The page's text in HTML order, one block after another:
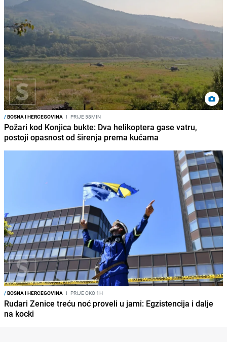
/BOSNA I HERCEGOVINA I PRIJE 58MIN
Požari kod Konjica bukte: Dva helikoptera gase vatru,
postoji opasnost od širenja prema kućama
/BOSNA I HERCEGOVINA I PRIJE OKO 1H
Rudari Zenice treću noć proveli u jami: Egzistencija i dalje
na kocki